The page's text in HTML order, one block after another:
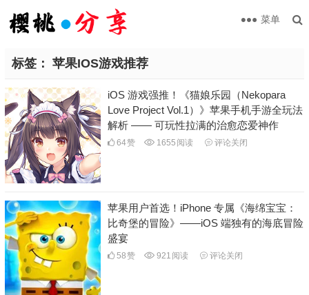
菜单
标签： 苹果IOS游戏推荐
iOS 游戏强推！《猫娘乐园（Nekopara
Love Project Vol.1）》苹果手机手游全玩法
解析 —— 可玩性拉满的治愈恋爱神作
64赞 1655 阅读 评论关闭
苹果用户首选！iPhone 专属《海绵宝宝：
比奇堡的冒险》——iOS 端独有的海底冒险
盛宴
58赞 921 阅读 评论关闭